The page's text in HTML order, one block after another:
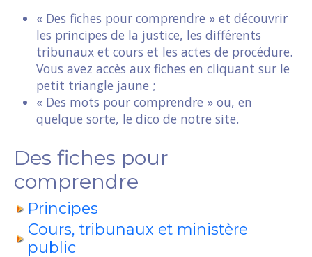
« Des fiches pour comprendre » et découvrir
les principes de la justice, les différents
tribunaux et cours et les actes de procédure.
Vous avez accès aux fiches en cliquant sur le
petit triangle jaune ;
« Des mots pour comprendre » ou, en
quelque sorte, le dico de notre site.
Des fiches pour
comprendre
Principes
Cours, tribunaux et ministère
public